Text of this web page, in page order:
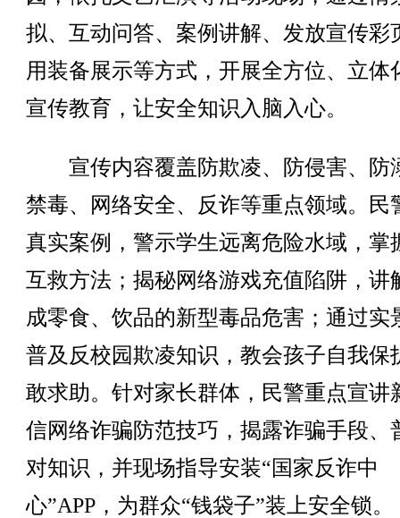
拟、互动问答、案例讲解、发放宣传彩
用装备展示等方式，开展全方位、立体
宣传教育，让安全知识入脑入心。
宣传内容覆盖防欺凌、防侵害、防
禁毒、网络安全、反诈等重点领域。民
真实案例，警示学生远离危险水域，掌
互救方法；揭秘网络游戏充值陷阱，讲
成零食、饮品的新型毒品危害；通过实
普及反校园欺凌知识，教会孩子自我保
敢求助。针对家长群体，民警重点宣讲
信网络诈骗防范技巧，揭露诈骗手段、
对知识，并现场指导安装“国家反诈中
心”APP，为群众“钱袋子”装上安全锁。